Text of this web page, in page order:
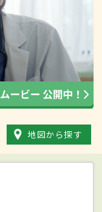
地図から探す